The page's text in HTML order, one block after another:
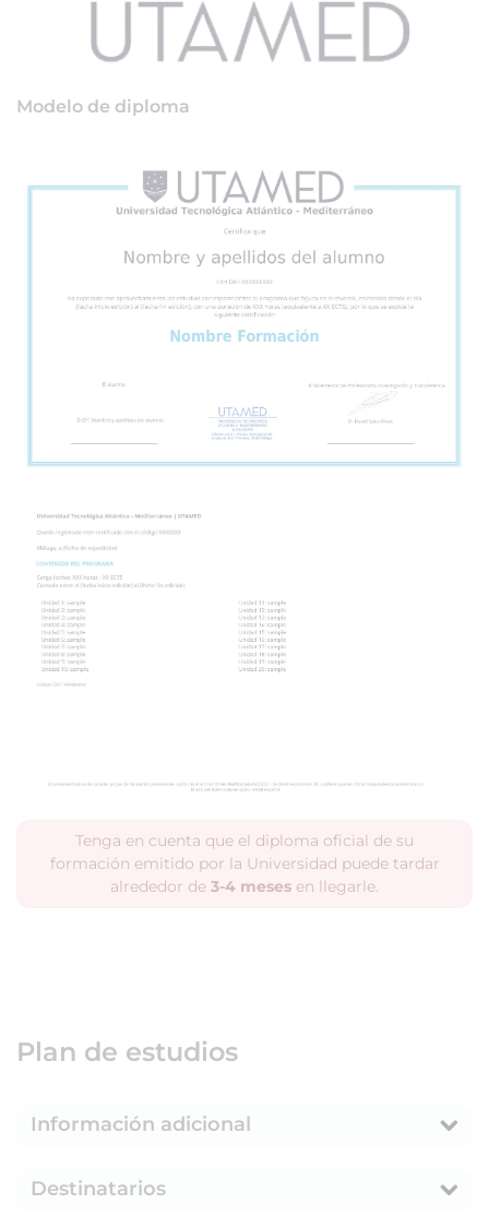
Modelo de diploma
Tenga en cuenta que el diploma oficial de su
formación emitido por la Universidad puede tardar
alrededor de 3-4 meses en llegarle.
Plan de estudios
Información adicional
Destinatarios